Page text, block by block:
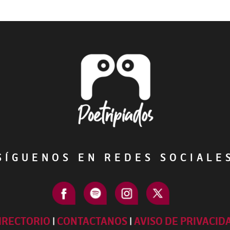
EN REDES
| CONTACTANOS| AVISO DE